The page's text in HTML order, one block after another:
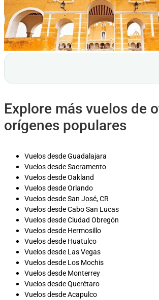
Explore más vuelos de
orígenes populares
Vuelos desde Guadalajara
Vuelos desde Sacramento
Vuelos desde Oakland
Vuelos desde Orlando
Vuelos desde San José, CR
Vuelos desde Cabo San Lucas
Vuelos desde Ciudad Obregón
Vuelos desde Hermosillo
Vuelos desde Huatulco
Vuelos desde Las Vegas
Vuelos desde Los Mochis
Vuelos desde Monterrey
Vuelos desde Querétaro
Vuelos desde Acapulco